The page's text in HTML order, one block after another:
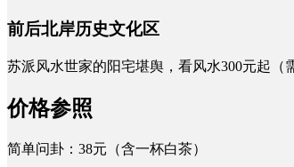
前后北岸历史文化区
苏派风水世家的阳宅堪舆，看风水300元起（
价格参照
简单问卦：38元（含一杯白茶）